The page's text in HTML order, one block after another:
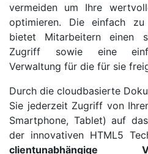
vermeiden um Ihre
optimieren. Die einfach zu
bietet Mitarbeitern einen
Zugriff sowie eine
Verwaltung für die für sie
Durch die cloudbasierte
Sie jederzeit Zugriff von
Smartphone, Tablet) auf
der innovativen HTML5
clientunabhängige